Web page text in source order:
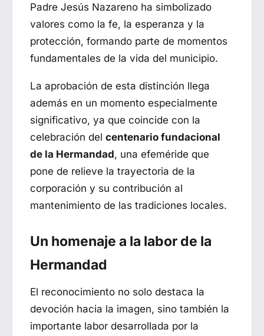
Padre Jesús Nazareno ha simbolizado
valores como la fe, la esperanza y la
protección, formando parte de momentos
fundamentales de la vida del municipio.
La aprobación de esta distinción llega
además en un momento especialmente
significativo, ya que coincide con la
celebración del centenario fundacional
de la Hermandad, una efeméride que
pone de relieve la trayectoria de la
corporación y su contribución al
mantenimiento de las tradiciones locales.
Un homenaje a la labor de la
Hermandad
El reconocimiento no solo destaca la
devoción hacia la imagen, sino también la
importante labor desarrollada por la